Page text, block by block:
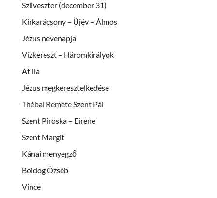
Szilveszter (december 31)
Kirkarácsony – Újév – Álmos
Jézus nevenapja
Vízkereszt – Háromkirályok
Atilla
Jézus megkeresztelkedése
Thébai Remete Szent Pál
Szent Piroska – Eirene
Szent Margit
Kánai menyegző
Boldog Özséb
Vince